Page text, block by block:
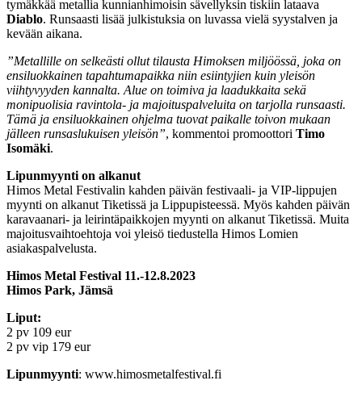
tymäkkää metallia kunnianhimoisin sävellyksin tiskiin lataava
Diablo. Runsaasti lisää julkistuksia on luvassa vielä syystalven ja
kevään aikana.
”Metallille on selkeästi ollut tilausta Himoksen miljöössä, joka on
ensiluokkainen tapahtumapaikka niin esiintyjien kuin yleisön
viihtyvyyden kannalta. Alue on toimiva ja laadukkaita sekä
monipuolisia ravintola- ja majoituspalveluita on tarjolla runsaasti.
Tämä ja ensiluokkainen ohjelma tuovat paikalle toivon mukaan
jälleen runsaslukuisen yleisön”, kommentoi promoottori Timo
Isomäki.
Lipunmyynti on alkanut
Himos Metal Festivalin kahden päivän festivaali- ja VIP-lippujen
myynti on alkanut Tiketissä ja Lippupisteessä. Myös kahden päivän
karavaanari- ja leirintäpaikkojen myynti on alkanut Tiketissä. Muita
majoitusvaihtoehtoja voi yleisö tiedustella Himos Lomien
asiakaspalvelusta.
Himos Metal Festival 11.-12.8.2023
Himos Park, Jämsä
Liput:
2 pv 109 eur
2 pv vip 179 eur
Lipunmyynti: www.himosmetalfestival.fi